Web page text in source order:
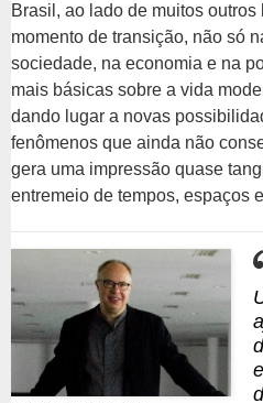
Brasil, ao lado de muitos
momento de transição, não só
sociedade, na economia e na
mais básicas sobre a vida
dando lugar a novas
fenômenos que ainda não
gera uma impressão quase
entremeio de tempos, espaços